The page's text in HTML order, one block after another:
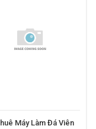
Máy Làm Đá Viên